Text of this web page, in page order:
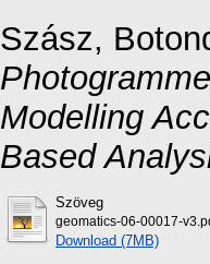
Szász,
Modelling
Based
Szöveg
geomatics-06-00017-
Download (7MB)